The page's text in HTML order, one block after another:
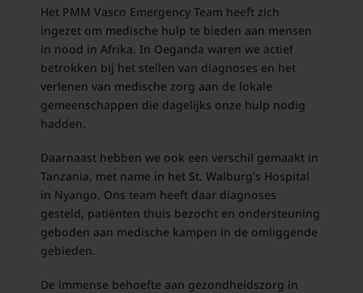
Het PMM Vasco Emergency Team heeft zich
ingezet om medische hulp te bieden aan mensen
in nood in Afrika. In Oeganda waren we actief
betrokken bij het stellen van diagnoses en het
verlenen van medische zorg aan de lokale
gemeenschappen die dagelijks onze hulp nodig
hadden.
Daarnaast hebben we ook een verschil gemaakt in
Tanzania, met name in het St. Walburg’s Hospital
in Nyango. Ons team heeft daar diagnoses
gesteld, patiënten thuis bezocht en ondersteuning
geboden aan medische kampen in de omliggende
gebieden.
De immense behoefte aan gezondheidszorg in